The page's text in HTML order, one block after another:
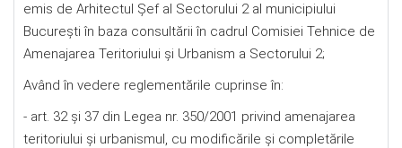
emis de Arhitectul Şef al Sectorului 2 al municipiului
Bucureşti în baza consultării în cadrul Comisiei Tehnice de
Amenajarea Teritoriului şi Urbanism a Sectorului 2;
Având în vedere reglementările cuprinse în:
- art. 32 și 37 din Legea nr. 350/2001 privind amenajarea
teritoriului şi urbanismul, cu modificările și completările